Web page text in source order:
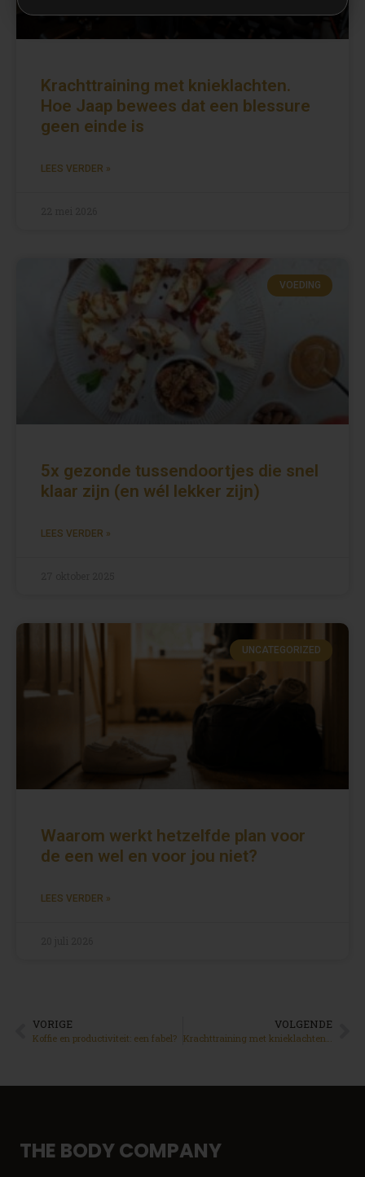
Krachttraining met knieklachten.
Hoe Jaap bewees dat een blessure
geen einde is
LEES VERDER »
VOEDING
5x gezonde tussendoortjes die snel
klaar zijn (en wél lekker zijn)
LEES VERDER »
UNCATEGORIZED
Waarom werkt hetzelfde plan voor
de een wel en voor jou niet?
LEES VERDER »
VORIGE
Koffie en productiviteit: een fabel?
VOLGENDE
Krachttraining met knieklachten. Hoe Jaap bewees dat een blessure geen einde is
THE BODY COMPANY